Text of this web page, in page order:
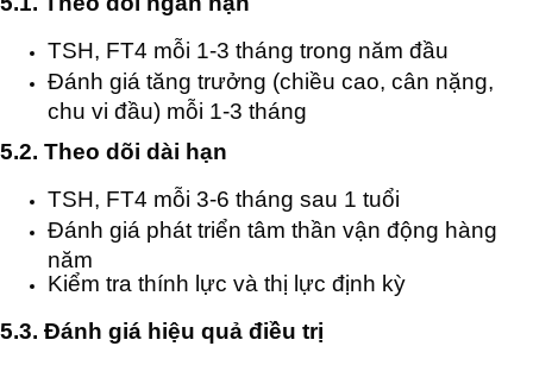
TSH, FT4 mỗi 1-3 tháng trong năm đầu
Đánh giá tăng trưởng (chiều cao, cân nặng,
chu vi đầu) mỗi 1-3 tháng
5.2. Theo dõi dài hạn
TSH, FT4 mỗi 3-6 tháng sau 1 tuổi
Đánh giá phát triển tâm thần vận động hàng
năm
Kiểm tra thính lực và thị lực định kỳ
5.3. Đánh giá hiệu quả điều trị